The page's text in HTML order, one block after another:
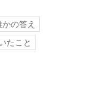
かの答え
たこと